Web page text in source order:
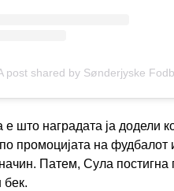
post shared by Sønderjyske
е што наградата ја додели
промоцијата на
Патем, Сула постигна
бек.
репродукција или